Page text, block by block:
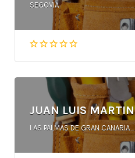
SEGOVIA
JUAN LUIS MARTIN
LAS PALMAS DE GRAN CANARIA